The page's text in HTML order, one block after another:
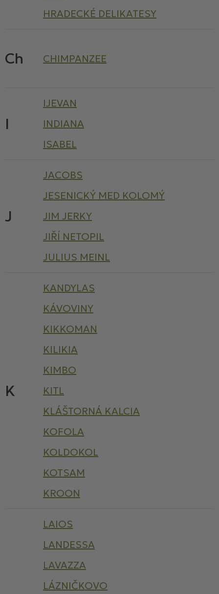
HRADECKÉ DELIKATESY
Ch CHIMPANZEE
I
IJEVAN
INDIANA
ISABEL
J
JACOBS
JESENICKÝ MED KOLOMÝ
JIM JERKY
JIŘÍ NETOPIL
JULIUS MEINL
K
KANDYLAS
KÁVOVINY
KIKKOMAN
KILIKIA
KIMBO
KITL
KLÁŠTORNÁ KALCIA
KOFOLA
KOLDOKOL
KOTSAM
KROON
LAIOS
LANDESSA
LAVAZZA
LÁZNIČKOVO